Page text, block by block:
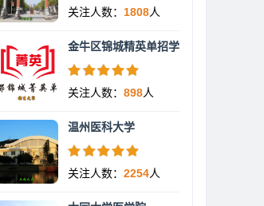
关注人数： 1808人
金牛区锦城精英单招学
关注人数： 898人
温州医科大学
关注人数： 2254人